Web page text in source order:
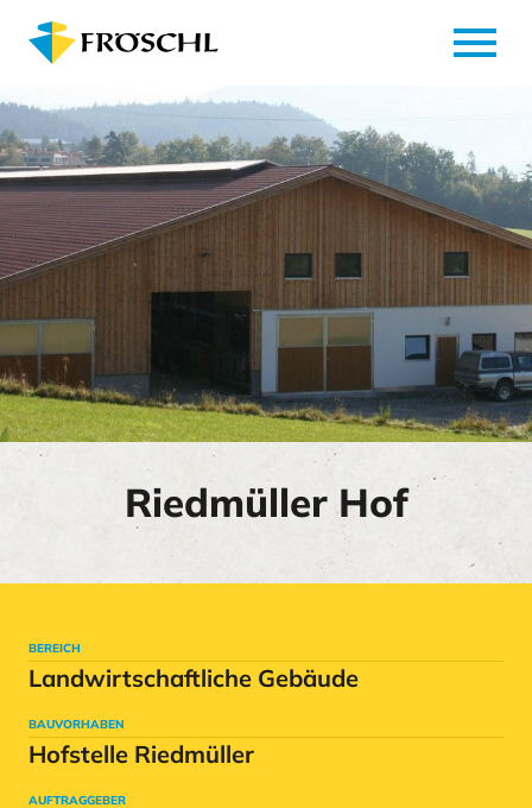
menu
Riedmüller Hof
BEREICH
Landwirtschaftliche Gebäude
BAUVORHABEN
Hofstelle Riedmüller
AUFTRAGGEBER